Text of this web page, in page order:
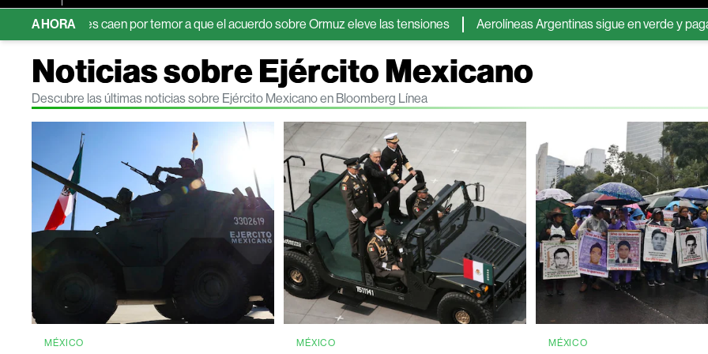
AHORA
caen por temor a que el acuerdo sobre Ormuz eleve las tensiones Aerolíneas Argentinas sigue en verde y pagará el
Noticias sobre Ejército Mexicano
Descubre las últimas noticias sobre Ejército Mexicano en Bloomberg Línea
MÉXICO MÉXICO MÉXICO